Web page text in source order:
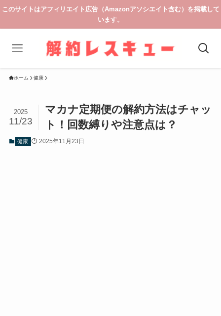
このサイトはアフィリエイト広告（Amazonアソシエイト含む）を掲載して
います。
ホーム 健康
マカナ定期便の解約方法はチャッ
ト！回数縛りや注意点は？
2025
11/23
健康 2025年11月23日